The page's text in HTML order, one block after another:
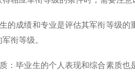
的成绩和专业是评估其军衔等级
衔等级。
：毕业生的个人表现和综合素质